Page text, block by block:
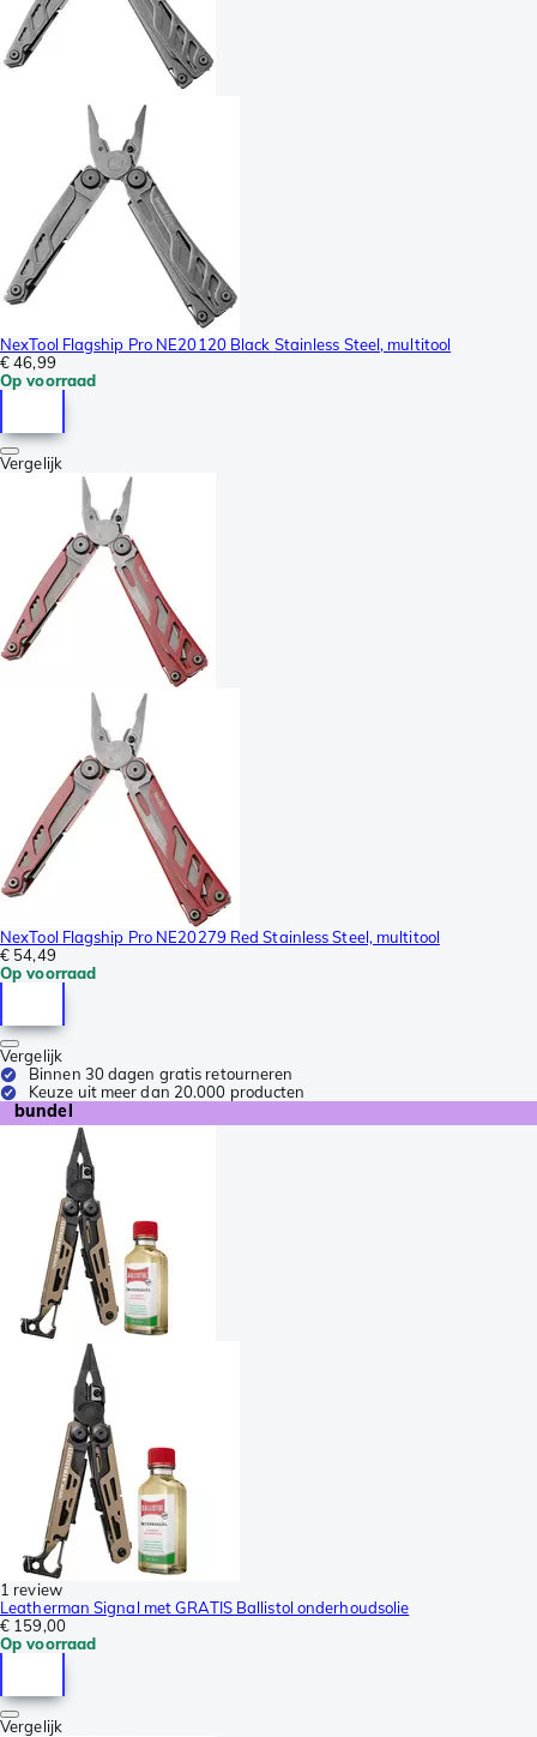
NexTool Flagship Pro NE20120 Black Stainless Steel, multitool
€ 46,99
Op voorraad
Vergelijk
NexTool Flagship Pro NE20279 Red Stainless Steel, multitool
€ 54,49
Op voorraad
Vergelijk
Binnen 30 dagen gratis retourneren
Keuze uit meer dan 20.000 producten
bundel
1 review
Leatherman Signal met GRATIS Ballistol onderhoudsolie
€ 159,00
Op voorraad
Vergelijk